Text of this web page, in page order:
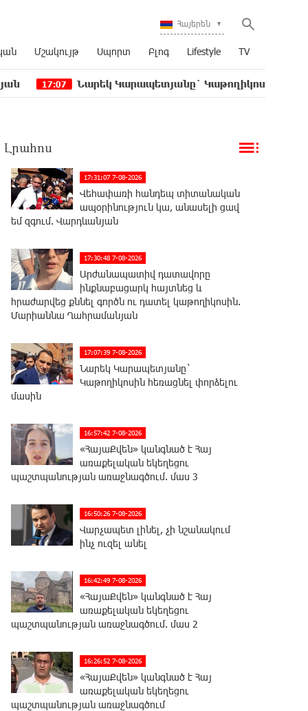
Հայերեն
Մշակույթ Սպորտ Բլոգ Lifestyle TV
Նարեկ Կարապետյանը` Կաթողիկոսին հեռացնել
Լրահոս
17:31:07 7-08-2026
Վեհափառի հանդեպ տիտանական
ապօրինություն կա, անասելի ցավ
եմ զգում. Վարդևանյան
17:30:48 7-08-2026
Արժանապատիվ դատավորը
ինքնաբացարկ հայտնեց և
հրաժարվեց քննել գործն ու դատել կաթողիկոսին.
Մարիաննա Ղահրամանյան
17:07:39 7-08-2026
Նարեկ Կարապետյանը`
Կաթողիկոսին հեռացնել փորձելու
մասին
16:57:42 7-08-2026
«ՀայաՔվեն» կանգնած է Հայ
առաքելական եկեղեցու
պաշտպանության առաջնագծում. մաս 3
16:50:26 7-08-2026
Վարչապետ լինել, չի նշանակում
ինչ ուզել անել
16:42:49 7-08-2026
«ՀայաՔվեն» կանգնած է Հայ
առաքելական եկեղեցու
պաշտպանության առաջնագծում. մաս 2
16:26:52 7-08-2026
«ՀայաՔվեն» կանգնած է Հայ
առաքելական եկեղեցու
պաշտպանության առաջնագծում